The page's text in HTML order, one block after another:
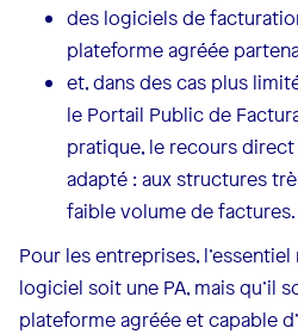
des logiciels de
plateforme agréée
et, dans des cas plus
le Portail Public de
pratique, le recours
adapté : aux structures
faible volume de factures.
Pour les entreprises,
logiciel soit une PA, mais qu’il
plateforme agréée et capable